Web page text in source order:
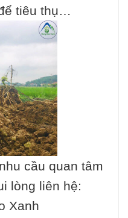
tiêu thụ…
cầu quan tâm
lòng liên hệ:
Xanh